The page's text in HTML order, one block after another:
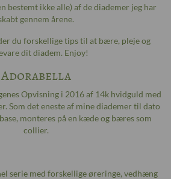
bestemt ikke alle) af de diademer jeg har
gennem årene.
du forskellige tips til at bære, pleje og
dit diadem. Enjoy!
Adorabella
Opvisning i 2016 af 14k hvidguld med
Som det eneste af mine diademer til dato
monteres på en kæde og bæres som
collier.
serie med forskellige øreringe, vedhæng